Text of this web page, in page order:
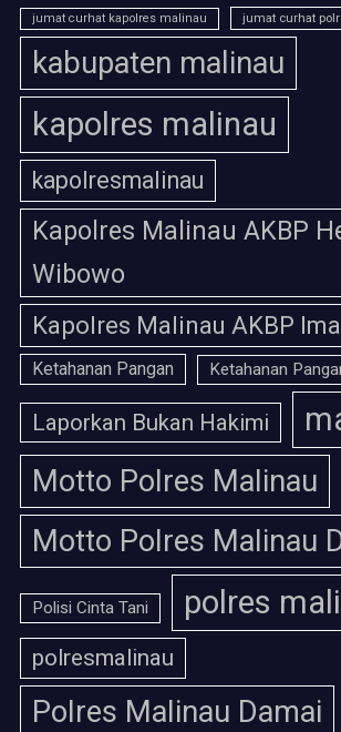
jumat curhat kapolres malinau jumat curhat
kabupaten malinau
kapolres malinau
kapolresmalinau
Kapolres Malinau AKBP
Wibowo
Kapolres Malinau AKBP
Ketahanan Pangan Ketahanan
Laporkan Bukan Hakimi
Motto Polres Malinau
Motto Polres Malinau
Polisi Cinta Tani polres
polresmalinau
Polres Malinau Damai